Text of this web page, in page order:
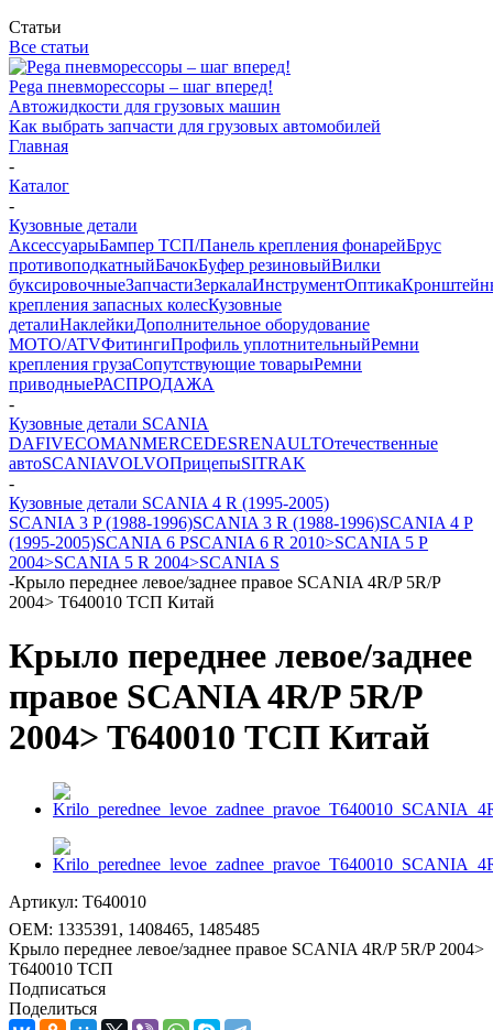
Статьи
Все статьи
Pega пневморессоры – шаг вперед!
Автожидкости для грузовых машин
Как выбрать запчасти для грузовых автомобилей
Главная
-
Каталог
-
Кузовные детали
АксессуарыБампер ТСП/Панель крепления фонарейБрус
противоподкатныйБачокБуфер резиновыйВилки
буксировочныеЗапчастиЗеркалаИнструментОптика
крепления запасных колесКузовные
деталиНаклейкиДополнительное оборудование
MOTO/ATVФитингиПрофиль уплотнительныйРемни
крепления грузаСопутствующие товарыРемни
приводныеРАСПРОДАЖА
-
Кузовные детали SCANIA
DAFIVECOMANMERCEDESRENAULTОтечественные
автоSCANIAVOLVOПрицепыSITRAK
-
Кузовные детали SCANIA 4 R (1995-2005)
SCANIA 3 P (1988-1996)SCANIA 3 R (1988-1996)SCANIA 4 P
(1995-2005)SCANIA 6 PSCANIA 6 R 2010>SCANIA 5 P
2004>SCANIA 5 R 2004>SCANIA S
-Крыло переднее левое/заднее правое SCANIA 4R/P 5R/P
2004> T640010 ТСП Китай
Крыло переднее левое/заднее
правое SCANIA 4R/P 5R/P
2004> T640010 ТСП Китай
Артикул: T640010
OEM: 1335391, 1408465, 1485485
Крыло переднее левое/заднее правое SCANIA 4R/P 5R/P 2004>
T640010 ТСП
Подписаться
Поделиться